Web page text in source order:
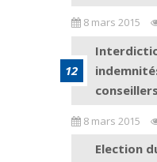
8 mars 2015
8 mars 2015
Election